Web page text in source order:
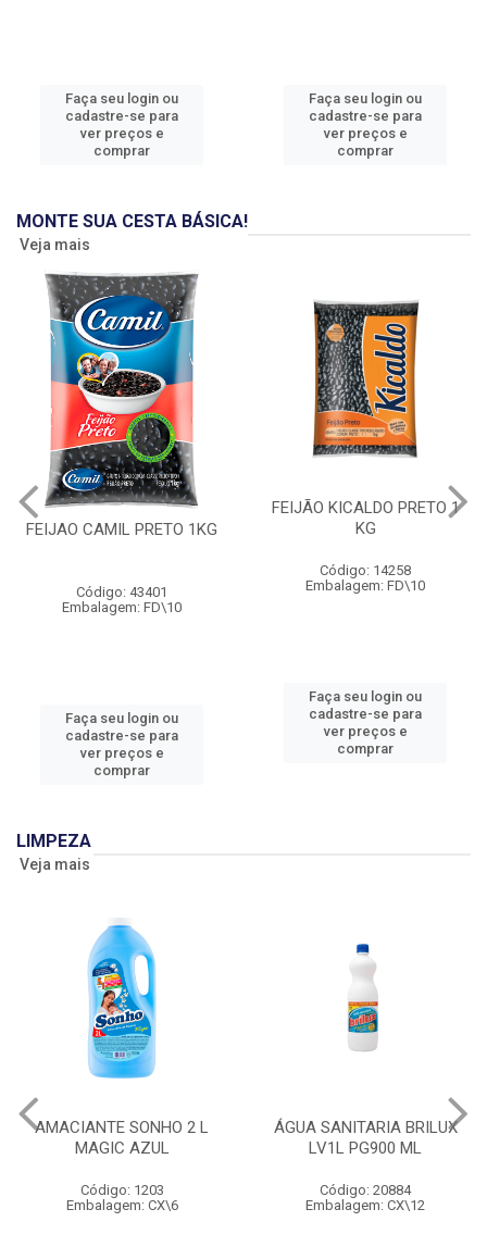
Faça seu login ou
cadastre-se para
ver preços e
comprar
Faça seu login ou
cadastre-se para
ver preços e
comprar
MONTE SUA CESTA BÁSICA!
Veja mais
FEIJAO CAMIL PRETO 1KG
Código: 43401
Embalagem: FD\10
Faça seu login ou
cadastre-se para
ver preços e
comprar
FEIJÃO KICALDO PRETO 1
KG
Código: 14258
Embalagem: FD\10
Faça seu login ou
cadastre-se para
ver preços e
comprar
LIMPEZA
Veja mais
AMACIANTE SONHO 2 L
MAGIC AZUL
Código: 1203
Embalagem: CX\6
ÁGUA SANITARIA BRILUX
LV1L PG900 ML
Código: 20884
Embalagem: CX\12